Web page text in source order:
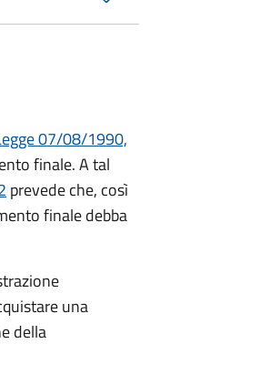
07/08/1990,
finale. A tal
prevede che, così
finale debba
una
della